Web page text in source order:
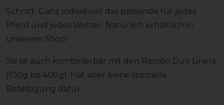
Schnitt. Ganz individuell das passende für jedes
Pferd und jedes Wetter. Natürlich erhältlich in
unserem Shop!
Sie ist auch kombinierbar mit den Rambo Duo Liners
(100g bis 400g). Hat aber keine spezielle
Befestigung dafür.